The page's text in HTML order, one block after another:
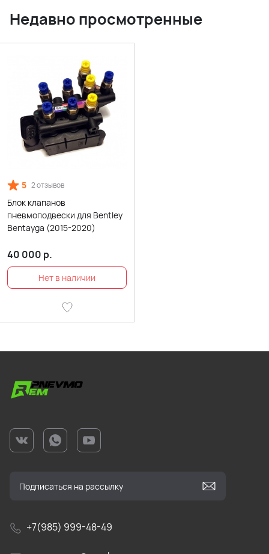
Недавно просмотренные
5 2 отзывов
Блок клапанов
пневмоподвески для Bentley
Bentayga (2015-2020)
40 000 р.
+7(985) 999-48-49